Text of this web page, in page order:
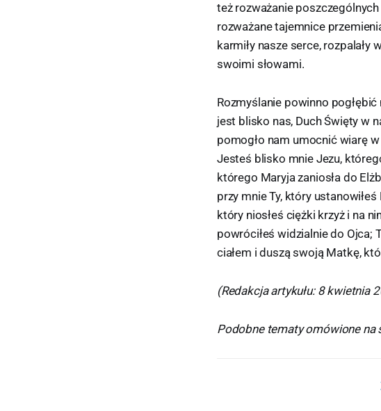
też rozważanie
rozważane tajemnice
karmiły nasze serce,
swoimi słowami.
Rozmyślanie powinno
jest blisko nas, Duch Święty w
pomogło nam umocnić wiarę
Jesteś blisko mnie Jezu,
którego Maryja zaniosła do
przy mnie Ty, który
który niosłeś ciężki krzyż i na
powróciłeś widzialnie do Ojca;
ciałem i duszą swoją Matkę,
(Redakcja artykułu: 8 kwietnia
Podobne tematy omówione na